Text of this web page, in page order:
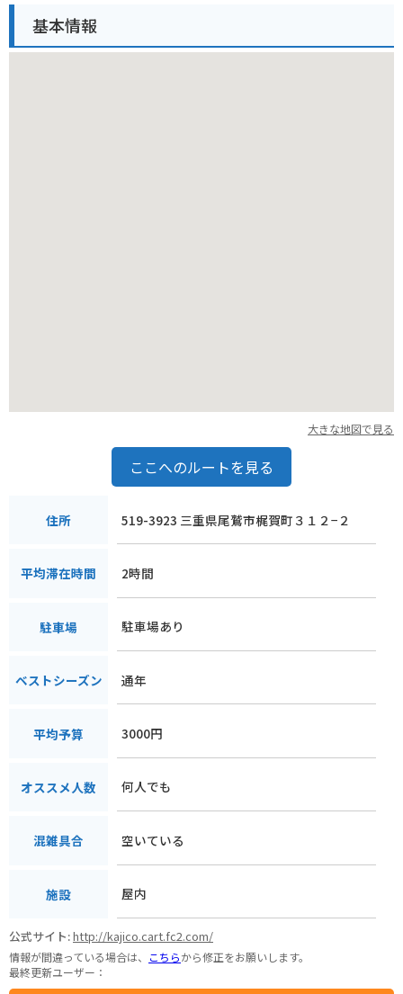
線に沈む夕日が空と海を赤く染め上げ、息をのむほどの美しさ
です。
基本情報
大きな地図で見る
ここへのルートを見る
住所 519-3923 三重県尾鷲市梶賀町３１２−２
平均滞在時間 2時間
駐車場 駐車場あり
ベストシーズン 通年
平均予算 3000円
オススメ人数 何人でも
混雑具合 空いている
施設 屋内
公式サイト:http://kajico.cart.fc2.com/
情報が間違っている場合は、 こちらから修正をお願いします。
最終更新ユーザー：